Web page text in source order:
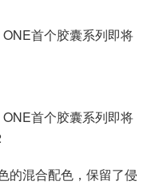
的混合配色，保留了侵